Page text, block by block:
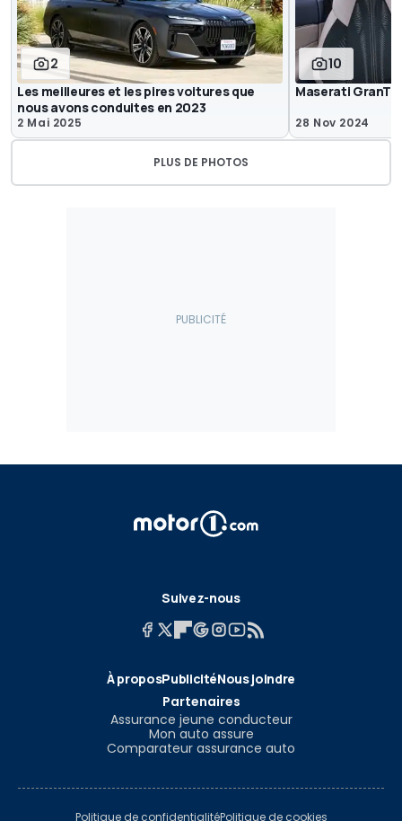
2
Les meilleures et les pires voitures que
nous avons conduites en 2023
2 Mai 2025
10
Maserati
28 Nov 2024
PLUS DE PHOTOS
Suivez-nous
À proposPublicitéNous joindre
Partenaires
Assurance jeune conducteur
Mon auto assure
Comparateur assurance auto
Politique de confidentialitéPolitique de cookies